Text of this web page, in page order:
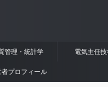
管理・統計学 電気主任
者プロフィール